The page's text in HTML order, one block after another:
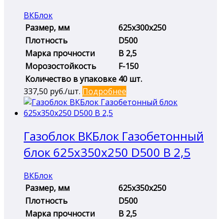
ВКБлок
Размер, мм
625х300х250
Плотность
D500
Марка прочности
B 2,5
Морозостойкость
F-150
Количество в упаковке 40 шт.
337,50 руб./шт. Подробнее
Газоблок ВКБлок Газобетонный
блок 625х350х250 D500 B 2,5
ВКБлок
Размер, мм
625х350х250
Плотность
D500
Марка прочности
B 2,5